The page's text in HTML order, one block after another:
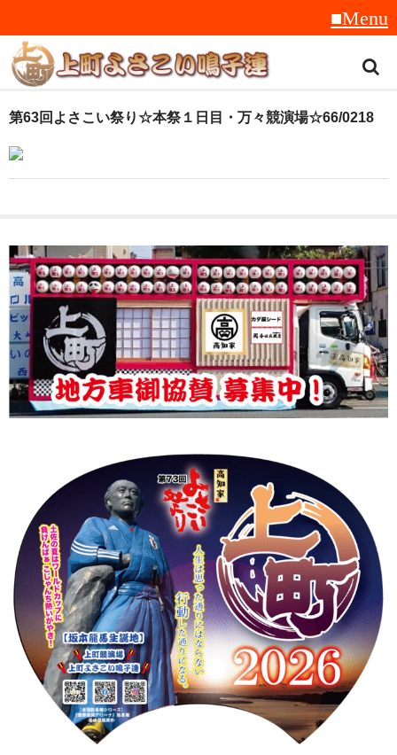
トップ
スタッフ紹介
音楽
衣装
地方車
グッズ
上町Tシャツ
振付
その他
壁紙
お問合せ
スタッフブログ
第63回よさこい祭り☆本祭１日目・万々競演場☆66/0218